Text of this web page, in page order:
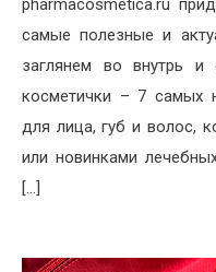
pharmacosmetica.ru
самые полезные и
заглянем во внутрь и
косметички – 7 самых
для лица, губ и волос,
или новинками
[…]